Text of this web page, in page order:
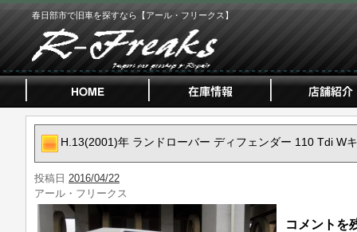
春日部市で旧車を探すなら【アール・フリークス】
H.13(2001)年 ランドローバー ディフェンダー 110 Tdi W
投稿日 2016/04/22
アール・フリークス
コメントを